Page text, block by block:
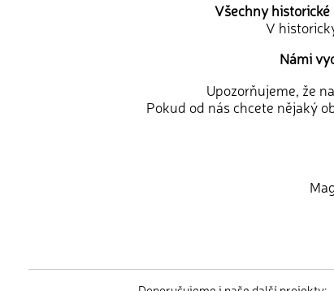
Všechny historické
V
Námi
Upozorňujeme, že
Pokud od nás chcete nějaký